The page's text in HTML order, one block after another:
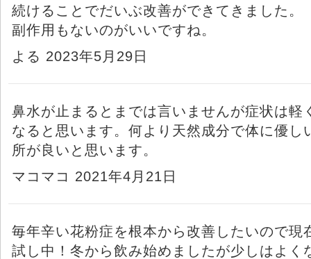
続けることでだいぶ改善ができてきました。
副作用もないのがいいですね。
よる 2023年5月29日
鼻水が止まるとまでは言いませんが症状は軽
なると思います。何より天然成分で体に優し
所が良いと思います。
マコマコ 2021年4月21日
毎年辛い花粉症を根本から改善したいので現
試し中！冬から飲み始めましたが少しはよく